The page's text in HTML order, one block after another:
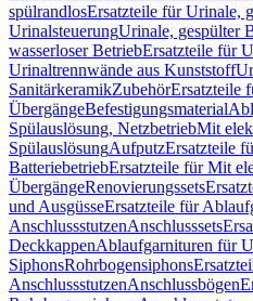
spülrandlosErsatzteile für Urinale,
UrinalsteuerungUrinale, gespülter
wasserloser BetriebErsatzteile für
Urinaltrennwände aus Kunststoff
SanitärkeramikZubehörErsatzteile
ÜbergängeBefestigungsmaterial
Spülauslösung, NetzbetriebMit
SpülauslösungAufputzErsatzteile
BatteriebetriebErsatzteile für Mit
ÜbergängeRenovierungssets
und AusgüsseErsatzteile für
AnschlussstutzenAnschlusssets
DeckkappenAblaufgarnituren für
SiphonsRohrbogensiphons
AnschlussstutzenAnschlussbögen